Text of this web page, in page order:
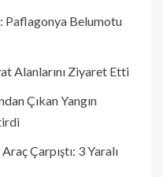
Paflagonya Belumotu
Alanlarını Ziyaret Etti
Çıkan Yangın
Çarpıştı: 3 Yaralı